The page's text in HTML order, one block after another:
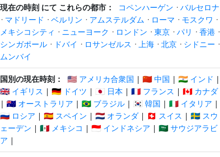
現在の時刻 にて これらの都市： コペンハーゲン · バルセロナ
· マドリード · ベルリン · アムステルダム · ローマ · モスクワ ·
メキシコシティ · ニューヨーク · ロンドン · 東京 · パリ · 香港 ·
シンガポール · ドバイ · ロサンゼルス · 上海 · 北京 · シドニー ·
ムンバイ
国別の現在時刻： 🇺🇸 アメリカ合衆国 | 🇨🇳 中国 | 🇮🇳 インド |
🇬🇧 イギリス | 🇩🇪 ドイツ | 🇯🇵 日本 | 🇫🇷 フランス | 🇨🇦 カナダ
| 🇦🇺 オーストラリア | 🇧🇷 ブラジル | 🇰🇷 韓国 | 🇮🇹 イタリア |
🇷🇺 ロシア | 🇪🇸 スペイン | 🇳🇱 オランダ| 🇨🇭 スイス | 🇸🇪 スウ
ェーデン | 🇲🇽 メキシコ | 🇮🇩 インドネシア | 🇸🇦 サウジアラビ
ア |